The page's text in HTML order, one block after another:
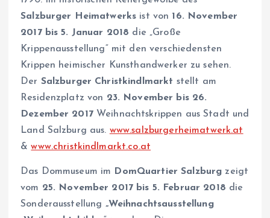
Salzburger Heimatwerks ist von 16. November
2017 bis 5. Januar 2018 die „Große
Krippenausstellung“ mit den verschiedensten
Krippen heimischer Kunsthandwerker zu sehen.
Der Salzburger Christkindlmarkt stellt am
Residenzplatz von 23. November bis 26.
Dezember 2017Weihnachtskrippen aus Stadt und
Land Salzburg aus. www.salzburgerheimatwerk.at
&www.christkindlmarkt.co.at
Das Dommuseum im DomQuartier Salzburg zeigt
vom 25. November 2017 bis 5. Februar 2018 die
Sonderausstellung „Weihnachtsausstellung